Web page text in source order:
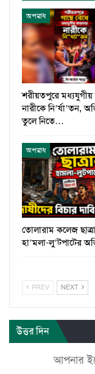
অপরাধ
শরীয়তপুরে মধ্যযুগীয়
নারীকে নি’র্যা’তন,
তুলে নিতে…
অপরাধ
তোলারাম কলেজ
হা’মলা-লু’টপাটের
PREV NEXT
উত্তর দিন
আপনার